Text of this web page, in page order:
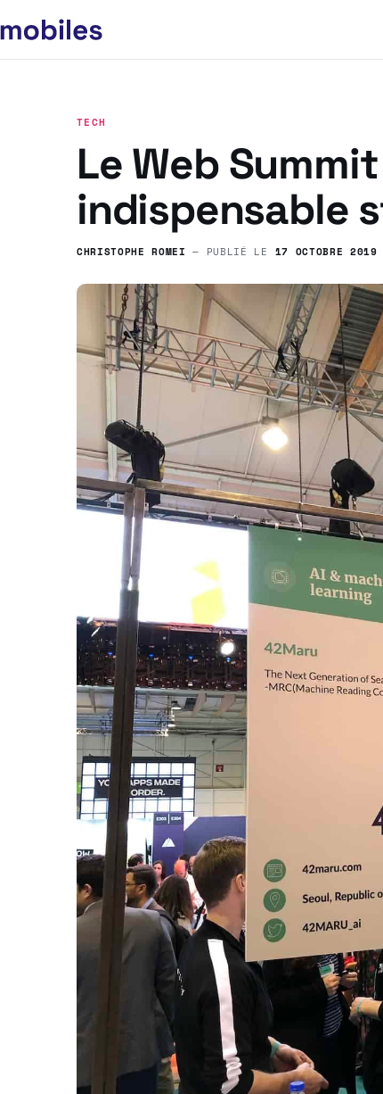
TECH
Le Web
indispensable
CHRISTOPHE ROMEI — PUBLIÉ LE 17 OCTOBRE